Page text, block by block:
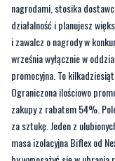
nagrodami, stosika
działalność i planujesz
i zawalcz o nagrody w
września wyłącznie w
promocyjna. To
Ograniczona ilościowo
zakupy z rabatem 54%.
za sztukę. Jeden z
masa izolacyjna Biflex od